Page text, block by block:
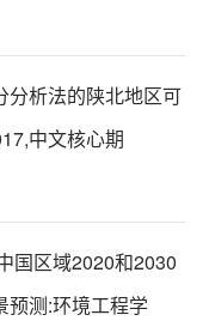
分析法的陕北地区可
中文核心期
国区域2020和2030
预测:环境工程学